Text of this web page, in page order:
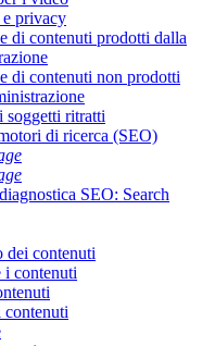
e privacy
di contenuti prodotti dalla
di contenuti non prodotti
soggetti ritratti
di ricerca (SEO)
SEO: Search
dei contenuti
i contenuti
contenuti